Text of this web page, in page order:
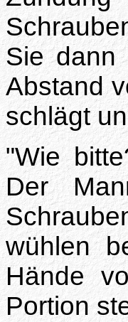
Sie dann
Abstand
schlägt
"Wie
Der
wühlen
Hände
Portion